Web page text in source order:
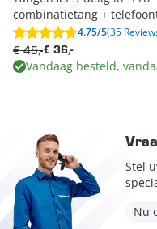
combinatietang +
4.75/5(35
€ 36,-
€ 45,-
Vandaag besteld,
Stel
Nu